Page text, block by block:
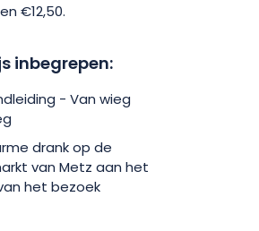
€12,50.
inbegrepen:
- Van wieg
drank op de
van Metz aan het
het bezoek